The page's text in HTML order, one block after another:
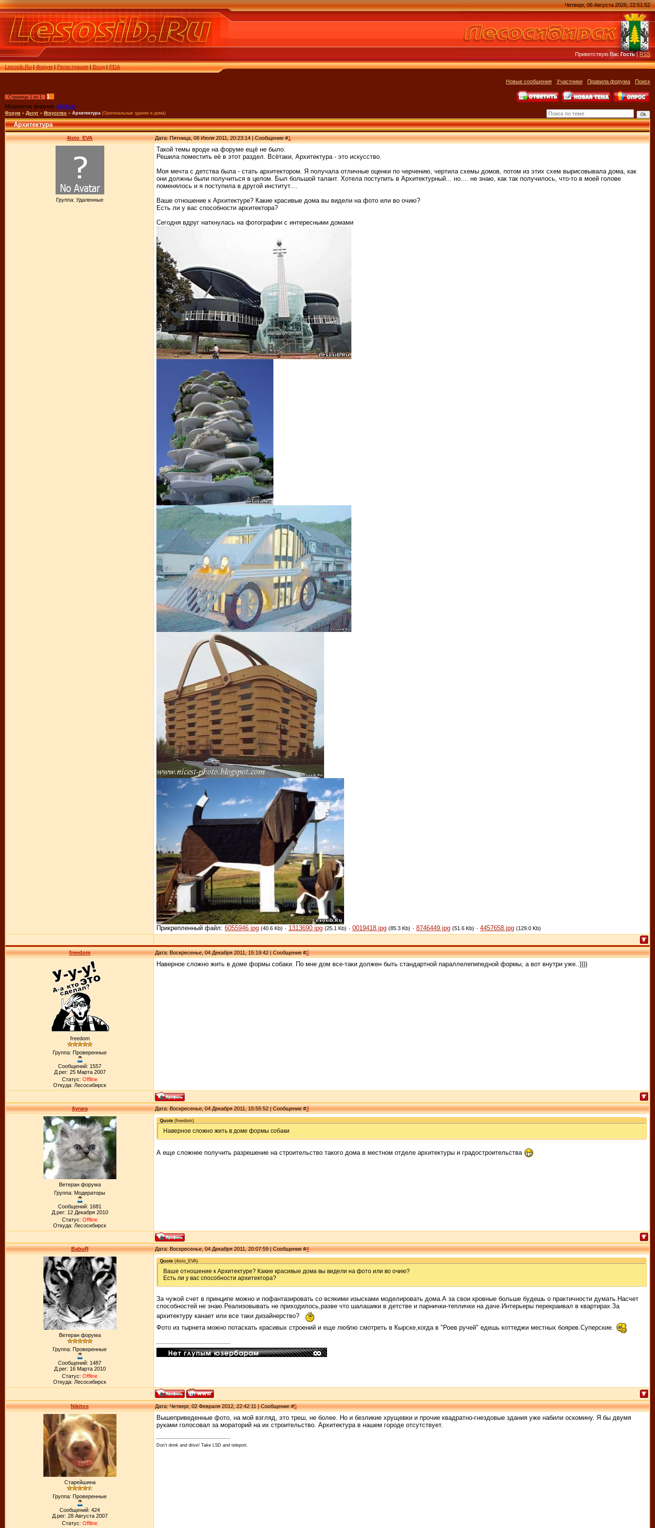
Lesosib.Ru|Форум|Регистрация|Вход|PDA
Четверг, 06 Августа 2026, 22:51:52
Приветствую ВасГость|RSS
Новые сообщения · Участники · Правила форума · Поиск
Страница 1 из 1
1
Модератор форума: STEFANI
Форум » Досуг » Искусство » Архитектура (Оригинальные здания и дома)
Архитектура
4isto_EVA Дата: Пятница, 08 Июля 2011, 20:23:14 | Сообщение #1
Группа: Удаленные
Такой темы вроде на форуме ещё не было.
Решила поместить её в этот раздел. Всётаки, Архитектура - это искусство.
Моя мечта с детства была - стать архитектором. Я получала отличные оценки по черчению, чертила схемы домов, потом из этих схем вырисовывала дома, как
они должны были получиться в целом. Был большой талант. Хотела поступить в Архитектурный... но.... не знаю, как так получилось, что-то в моей голове
поменялось и я поступила в другой институт....
Ваше отношение к Архитектуре? Какие красивые дома вы видели на фото или во очию?
Есть ли у вас способности архитектора?
Сегодня вдруг наткнулась на фотографии с интересными домами
Прикрепленный файл: 6055946.jpg (40.6 Kb) · 1313690.jpg (25.1 Kb) · 0019418.jpg (85.3 Kb) · 8746449.jpg (51.6 Kb) · 4457658.jpg (129.0 Kb)
freedom Дата: Воскресенье, 04 Декабря 2011, 15:19:42 | Сообщение #2
freedom
Группа: Проверенные
Сообщений: 1557
Д.рег: 25 Марта 2007
Статус: Offline
Откуда: Лесосибирск
Наверное сложно жить в доме формы собаки. По мне дом все-таки должен быть стандартной параллелепипедной формы, а вот внутри уже..))))
6yrara Дата: Воскресенье, 04 Декабря 2011, 15:55:52 | Сообщение #3
Ветеран форума
Группа: Модераторы
Сообщений: 1681
Д.рег: 12 Декабря 2010
Статус: Offline
Откуда: Лесосибирск
Quote (freedom)
Наверное сложно жить в доме формы собаки
А еще сложнее получить разрешение на строительство такого дома в местном отделе архитектуры и градостроительства
BabuR Дата: Воскресенье, 04 Декабря 2011, 20:07:59 | Сообщение #4
Ветеран форума
Группа: Проверенные
Сообщений: 1487
Д.рег: 16 Марта 2010
Статус: Offline
Откуда: Лесосибирск
Quote (4isto_EVA)
Ваше отношение к Архитектуре? Какие красивые дома вы видели на фото или во очию?
Есть ли у вас способности архитектора?
За чужой счет в принципе можно и пофантазировать со всякими изысками моделировать дома.А за свои кровные больше будешь о практичности думать.Насчет
способностей не знаю.Реализовывать не приходилось,разве что шалашики в детстве и парнички-теплички на даче.Интерьеры перекраивал в квартирах.За
архитектуру канает или все таки дизайнерство?
Фото из тырнета можно потаскать красивых строений и еще люблю смотреть в Кырске,когда в "Роев ручей" едешь коттеджи местных боярев.Суперские.
Nikitos Дата: Четверг, 02 Февраля 2012, 22:42:11 | Сообщение #5
Старейшина
Группа: Проверенные
Сообщений: 424
Д.рег: 28 Августа 2007
Статус: Offline
Вышеприведенные фото, на мой взгляд, это треш, не более. Но и безликие хрущевки и прочие квадратно-гнездовые здания уже набили оскомину. Я бы двумя
руками голосовал за мораторий на их строительство. Архитектура в нашем городе отсутствует.
Don't drink and drive! Take LSD and teleport.